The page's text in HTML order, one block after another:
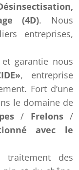
(4D). Nous
entreprises,
garantie nous
, entreprise
Fort d’une
le domaine de
/ Frelons/
avec le
traitement des